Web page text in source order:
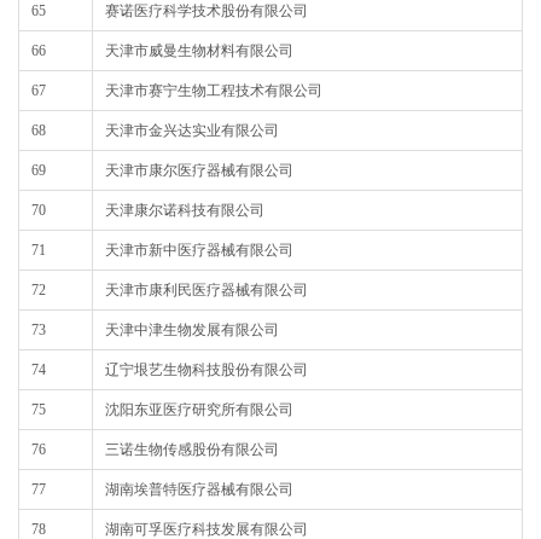
65 赛诺医疗科学技术股份有限公司
66 天津市威曼生物材料有限公司
67 天津市赛宁生物工程技术有限公司
68 天津市金兴达实业有限公司
69 天津市康尔医疗器械有限公司
70 天津康尔诺科技有限公司
71 天津市新中医疗器械有限公司
72 天津市康利民医疗器械有限公司
73 天津中津生物发展有限公司
74 辽宁垠艺生物科技股份有限公司
75 沈阳东亚医疗研究所有限公司
76 三诺生物传感股份有限公司
77 湖南埃普特医疗器械有限公司
78 湖南可孚医疗科技发展有限公司